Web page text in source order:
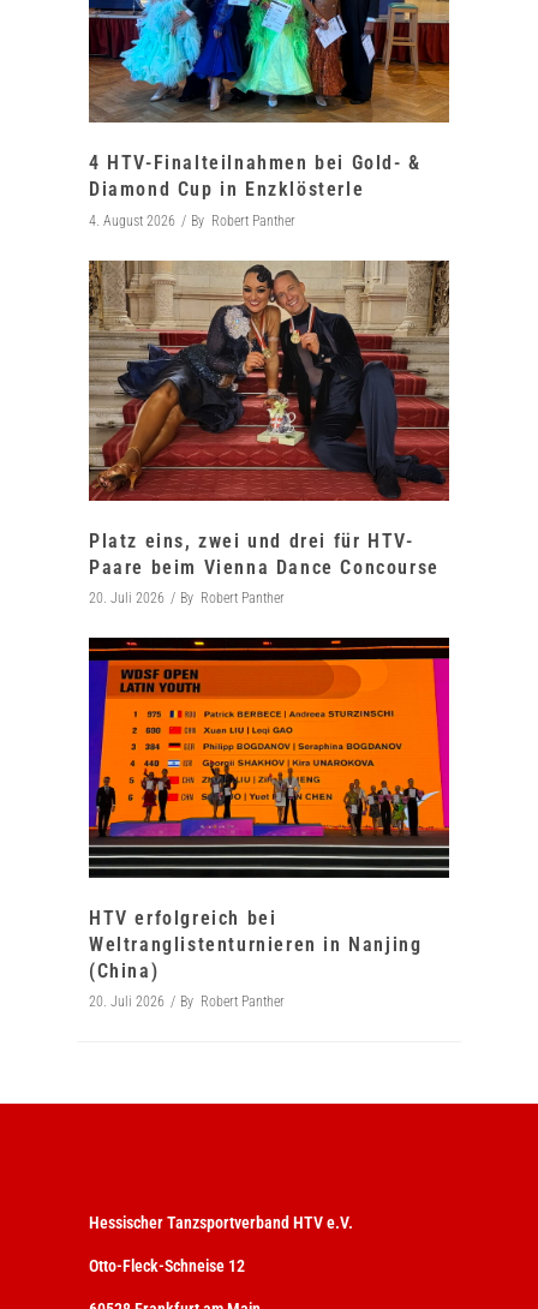
4 HTV-Finalteilnahmen bei Gold- &
Diamond Cup in Enzklösterle
4. August 2026 By Robert Panther
Platz eins, zwei und drei für HTV-
Paare beim Vienna Dance Concourse
20. Juli 2026 By Robert Panther
HTV erfolgreich bei
Weltranglistenturnieren in Nanjing
(China)
20. Juli 2026 By Robert Panther
Hessischer Tanzsportverband HTV e.V.
Otto-Fleck-Schneise 12